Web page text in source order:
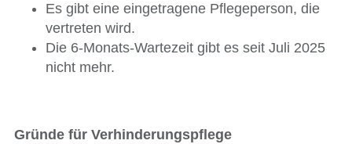
Es gibt eine eingetragene Pflegeperson, die
vertreten wird.
Die 6-Monats-Wartezeit gibt es seit Juli 2025
nicht mehr.
Gründe für Verhinderungspflege